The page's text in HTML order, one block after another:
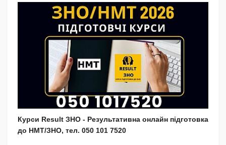
Курси Result ЗНО - Результативна онлайн підготовка
до НМТ/ЗНО, тел. 050 101 7520